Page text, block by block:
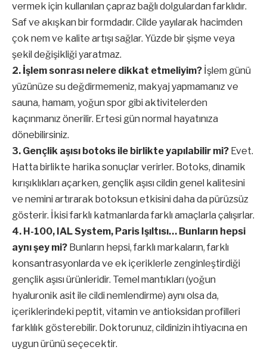
vermek için kullanılan çapraz bağlı dolgulardan farklıdır.
Saf ve akışkan bir formdadır. Cilde yayılarak hacimden
çok nem ve kalite artışı sağlar. Yüzde bir şişme veya
şekil değişikliği yaratmaz.
2. İşlem sonrası nelere dikkat etmeliyim? İşlem günü
yüzünüze su değdirmemeniz, makyaj yapmamanız ve
sauna, hamam, yoğun spor gibi aktivitelerden
kaçınmanız önerilir. Ertesi gün normal hayatınıza
dönebilirsiniz.
3. Gençlik aşısı botoks ile birlikte yapılabilir mi? Evet.
Hatta birlikte harika sonuçlar verirler. Botoks, dinamik
kırışıklıkları açarken, gençlik aşısı cildin genel kalitesini
ve nemini artırarak botoksun etkisini daha da pürüzsüz
gösterir. İkisi farklı katmanlarda farklı amaçlarla çalışırlar.
4. H-100, IAL System, Paris Işıltısı… Bunların hepsi
aynı şey mi? Bunların hepsi, farklı markaların, farklı
konsantrasyonlarda ve ek içeriklerle zenginleştirdiği
gençlik aşısı ürünleridir. Temel mantıkları (yoğun
hyaluronik asit ile cildi nemlendirme) aynı olsa da,
içeriklerindeki peptit, vitamin ve antioksidan profilleri
farklılık gösterebilir. Doktorunuz, cildinizin ihtiyacına en
uygun ürünü seçecektir.